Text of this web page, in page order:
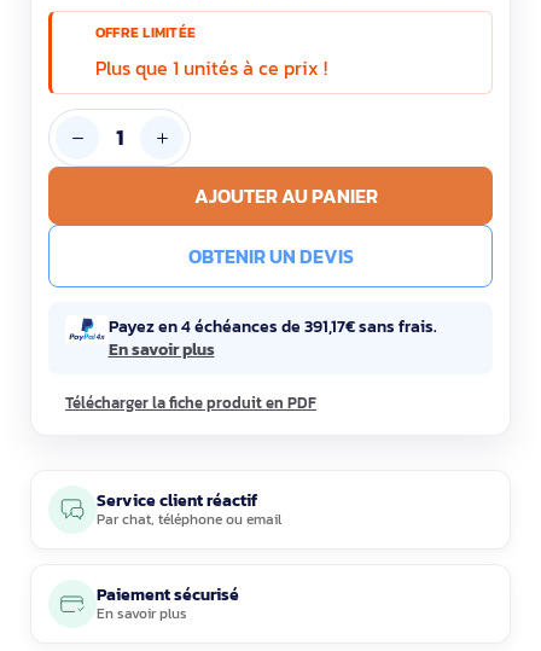
OFFRE LIMITÉE
Plus que 1 unités à ce prix !
AJOUTER AU PANIER
OBTENIR UN DEVIS
Payez en 4 échéances de 391,17€ sans frais.
En savoir plus
Télécharger la fiche produit en PDF
Service client réactif
Parchat, téléphoneouemail
Paiement sécurisé
En savoir plus